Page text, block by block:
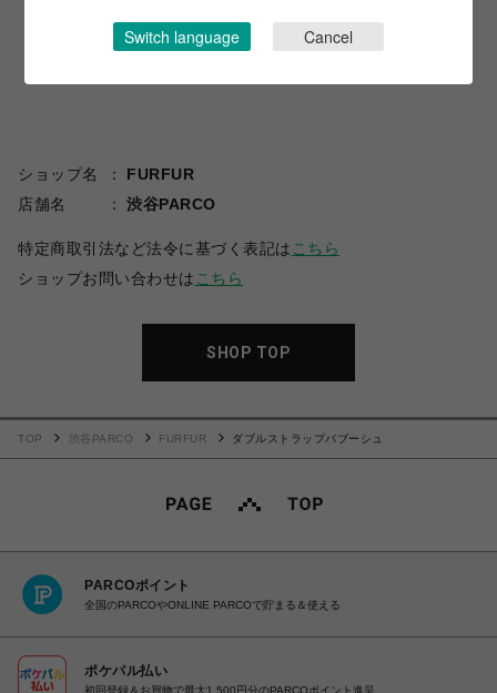
ショップ名
FURFUR
店舗名
渋谷PARCO
特定商取引法など法令に基づく表記は こちら
ショップお問い合わせは こちら
SHOP TOP
TOP 渋谷PARCO FURFUR ダブルストラップバブーシュ
PARCOポイント
全国のPARCOやONLINE PARCOで貯まる＆使える
ポケパル払い
初回登録＆お買物で最大1,500円分のPARCOポイント進呈
Switch language Cancel